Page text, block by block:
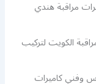
مراقبة هندي
الكويت لتركيب
وفني كاميرات